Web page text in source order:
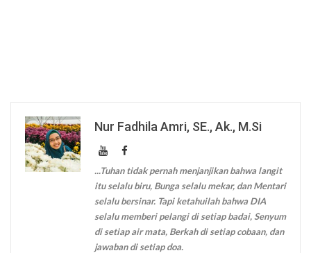
Nur Fadhila Amri, SE., Ak., M.Si
...Tuhan tidak pernah menjanjikan bahwa langit
itu selalu biru, Bunga selalu mekar, dan Mentari
selalu bersinar. Tapi ketahuilah bahwa DIA
selalu memberi pelangi di setiap badai, Senyum
di setiap air mata, Berkah di setiap cobaan, dan
jawaban di setiap doa.